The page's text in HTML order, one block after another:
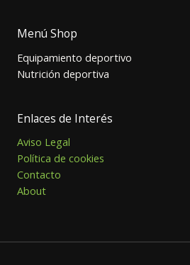
Menú Shop
Equipamiento deportivo
Nutrición deportiva
Enlaces de Interés
Aviso Legal
Política de cookies
Contacto
About